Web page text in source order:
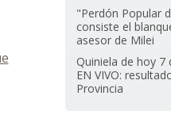
"Perdón Popular
consiste el
asesor de Milei
Quiniela de hoy 7
EN VIVO:
Provincia